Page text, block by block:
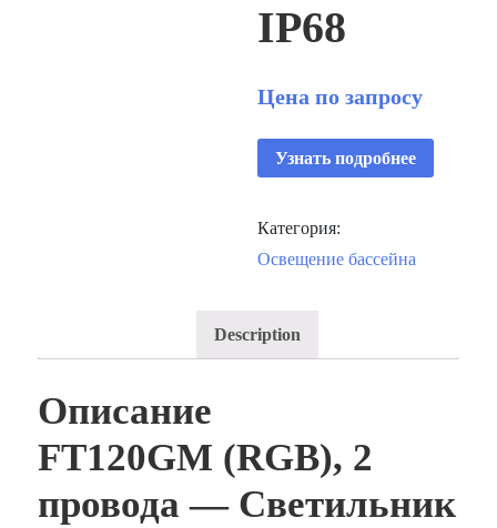
IP68
Цена по запросу
Узнать подробнее
Категория:
Освещение бассейна
Description
Описание
FT120GM (RGB), 2
провода — Светильник